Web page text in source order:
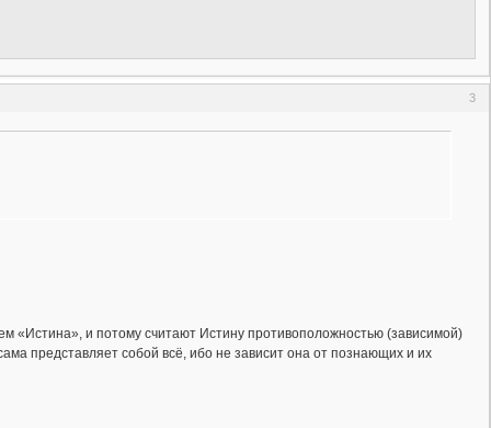
3
«Истина», и потому считают Истину противоположностью (зависимой)
представляет собой всё, ибо не зависит она от познающих и их